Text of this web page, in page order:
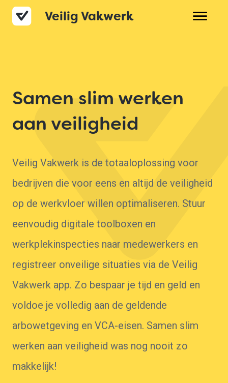
Veilig Vakwerk
Over Veilig Vakwerk
Samen slim werken
aan veiligheid
Veilig Vakwerk is de totaaloplossing voor
bedrijven die voor eens en altijd de veiligheid
op de werkvloer willen optimaliseren. Stuur
eenvoudig digitale toolboxen en
werkplekinspecties naar medewerkers en
registreer onveilige situaties via de Veilig
Vakwerk app. Zo bespaar je tijd en geld en
voldoe je volledig aan de geldende
arbowetgeving en VCA-eisen. Samen slim
werken aan veiligheid was nog nooit zo
makkelijk!